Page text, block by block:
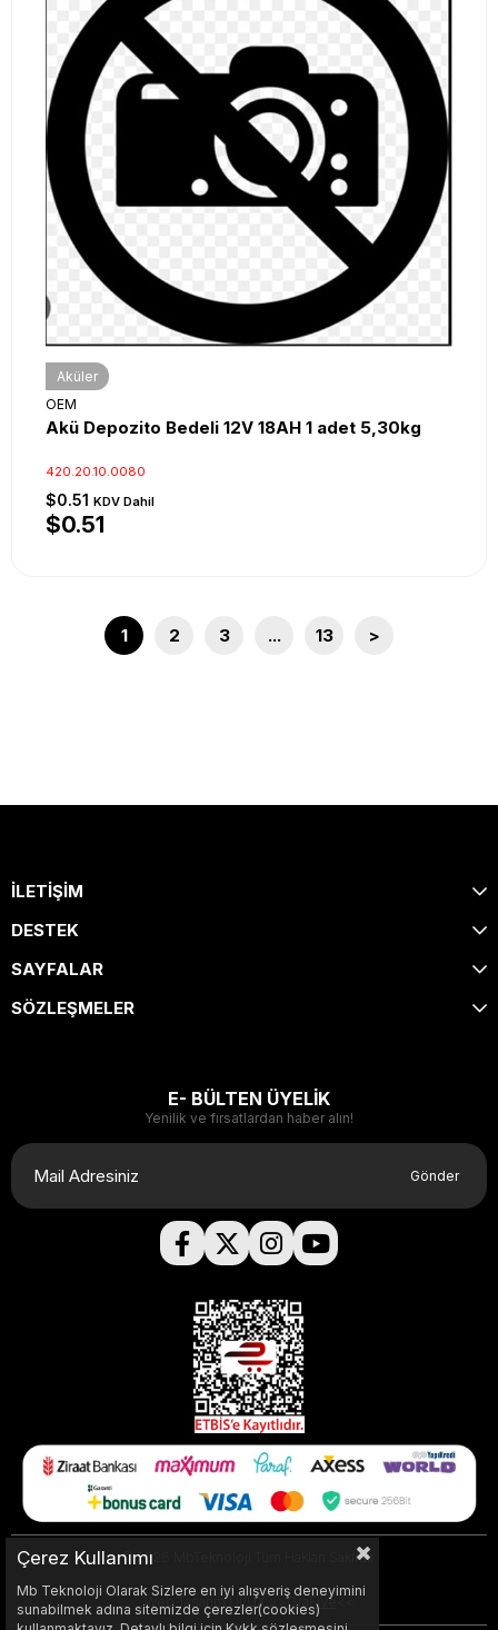
Aküler
OEM
Akü Depozito Bedeli 12V 18AH 1 adet 5,30kg
420.20.10.0080
$0.51 KDV Dahil
$0.51
1 2 3 ... 13 >
İLETİŞİM
DESTEK
SAYFALAR
SÖZLEŞMELER
E- BÜLTEN ÜYELİK
Yenilik ve fırsatlardan haber alın!
Gönder
© 2026 MbTeknoloji Tüm Hakları Saklıdır.
Web Tasarım UI/UX >>GraFiVe <<
Çerez Kullanımı
Mb Teknoloji Olarak Sizlere en iyi alışveriş deneyimini
sunabilmek adına sitemizde çerezler(cookies)